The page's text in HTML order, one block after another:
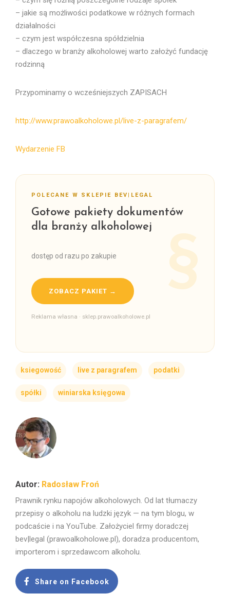
– jakie są możliwości podatkowe w różnych formach
działalności
– czym jest współczesna spółdzielnia
– dlaczego w branży alkoholowej warto założyć fundację
rodzinną
Przypominamy o wcześniejszych ZAPISACH
http://www.prawoalkoholowe.pl/live-z-paragrafem/
Wydarzenie FB
POLECANE W SKLEPIE BEV|LEGAL
Gotowe pakiety dokumentów
dla branży alkoholowej
dostęp od razu po zakupie
ZOBACZ PAKIET →
Reklama własna · sklep.prawoalkoholowe.pl
ksiegowość live z paragrafem podatki
spółki winiarska księgowa
Radosław Froń
Prawnik rynku napojów alkoholowych. Od lat tłumaczy
przepisy o alkoholu na ludzki język — na tym blogu, w
podcaście i na YouTube. Założyciel firmy doradczej
bev|legal (prawoalkoholowe.pl), doradza producentom,
importerom i sprzedawcom alkoholu.
Share on Facebook